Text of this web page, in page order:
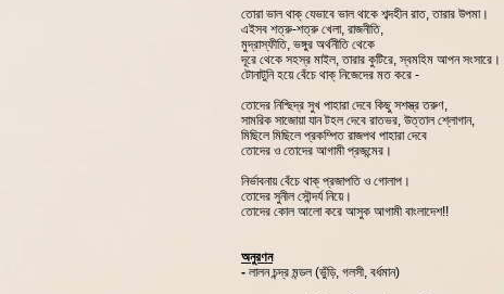
তোরা ভাল থাক্‌ যেভাবে ভাল থাকে শব্দহীন রাত, তারার উপমা।
এইসব শত্রু-শত্রু খেলা, রাজনীতি,
মুদ্রাস্ফীতি, ভঙ্গুর অর্থনীতি থেকে
দূরে থেকে সহস্র মাইল, তারার কুটিরে, স্বমহিম আপন সংসারে।
টোনাটুনি হয়ে বেঁচে থাক্‌ নিজেদের মত করে -
তোদের নিশ্ছিদ্র সুখ পাহারা দেবে কিছু সশস্ত্র তরুণ,
সামরিক সাজোয়া যান টহল দেবে রাতভর, উত্তাল শ্লোগান,
মিছিলে মিছিলে প্রকম্পিত রাজপথ পাহারা দেবে
তোদের ও তোদের আগামী প্রজন্মের।
নির্ভাবনায় বেঁচে থাক্‌ প্রজাপতি ও গোলাপ।
তোদের সুনীল সৌন্দর্য নিয়ে।
তোদের কোল আলো করে আসুক আগামী বাংলাদেশ!!
অনুরণন
- লালন চন্দ্র মন্ডল (ভুঁড়ি, গলসী, বর্ধমান)